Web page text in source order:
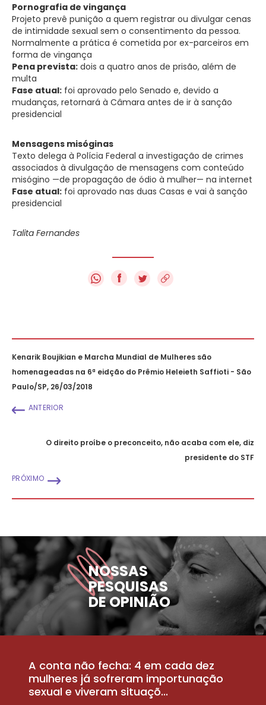
Pornografia de vingança
Projeto prevê punição a quem registrar ou divulgar cenas
de intimidade sexual sem o consentimento da pessoa.
Normalmente a prática é cometida por ex-parceiros em
forma de vingança
Pena prevista: dois a quatro anos de prisão, além de
multa
Fase atual: foi aprovado pelo Senado e, devido a
mudanças, retornará à Câmara antes de ir à sanção
presidencial
Mensagens misóginas
Texto delega à Polícia Federal a investigação de crimes
associados à divulgação de mensagens com conteúdo
misógino —de propagação de ódio à mulher— na internet
Fase atual: foi aprovado nas duas Casas e vai à sanção
presidencial
Talita Fernandes
f
Kenarik Boujikian e Marcha Mundial de Mulheres são
homenageadas na 6ª eidção do Prêmio Heleieth Saffioti - São
Paulo/SP, 26/03/2018
ANTERIOR
O direito proíbe o preconceito, não acaba com ele, diz
presidente do STF
PRÓXIMO
NOSSAS
PESQUISAS
DE OPINIÃO
A conta não fecha: 4 em cada dez
mulheres já sofreram importunação
sexual e viveram situaçõ...